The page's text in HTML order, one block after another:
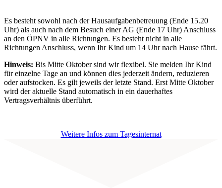
Es besteht sowohl nach der Hausaufgabenbetreuung (Ende 15.20
Uhr) als auch nach dem Besuch einer AG (Ende 17 Uhr) Anschluss
an den ÖPNV in alle Richtungen. Es besteht nicht in alle
Richtungen Anschluss, wenn Ihr Kind um 14 Uhr nach Hause fährt.
Hinweis: Bis Mitte Oktober sind wir flexibel. Sie melden Ihr Kind
für einzelne Tage an und können dies jederzeit ändern, reduzieren
oder aufstocken. Es gilt jeweils der letzte Stand. Erst Mitte Oktober
wird der aktuelle Stand automatisch in ein dauerhaftes
Vertragsverhältnis überführt.
Weitere Infos zum Tagesinternat